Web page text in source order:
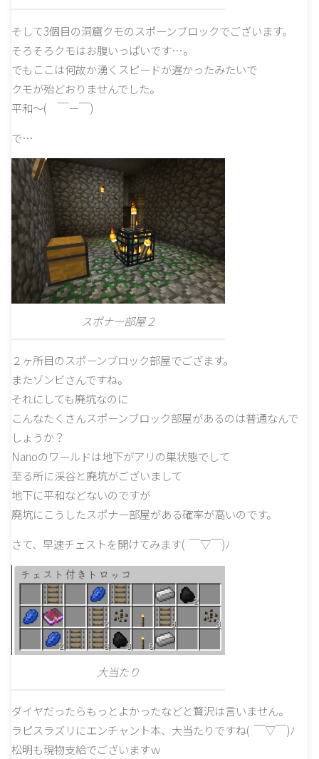
そして3個目の洞窟クモのスポーンブロックでございます。
そろそろクモはお腹いっぱいです…。
でもここは何故か湧くスピードが遅かったみたいで
クモが殆どおりませんでした。
平和～( ￣ー￣)
で…
スポナー部屋２
２ヶ所目のスポーンブロック部屋でござます。
またゾンビさんですね。
それにしても廃坑なのに
こんなたくさんスポーンブロック部屋があるのは普通なんで
しょうか？
Nanoのワールドは地下がアリの巣状態でして
至る所に渓谷と廃坑がございまして
地下に平和などないのですが
廃坑にこうしたスポナー部屋がある確率が高いのです。
さて、早速チェストを開けてみます( ￣▽￣)ﾉ
大当たり
ダイヤだったらもっとよかったなどと贅沢は言いません。
ラピスラズリにエンチャント本、大当たりですね( ￣▽￣)ﾉ
松明も現物支給でございますｗ